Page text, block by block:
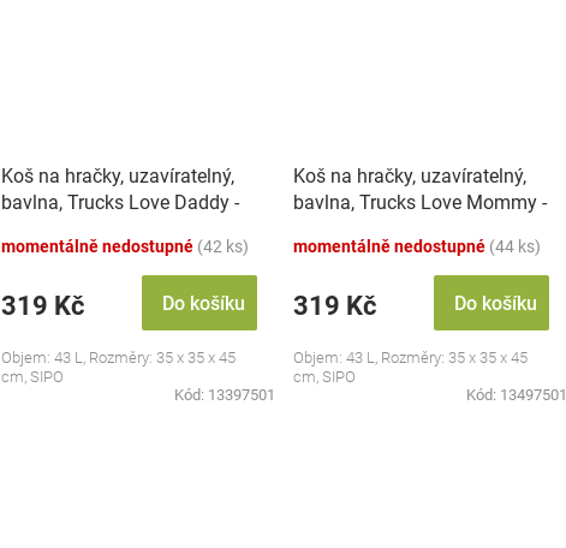
Koš na hračky, uzavíratelný,
bavlna, Trucks Love Daddy -
momentálně nedostupné (42 ks)
319 Kč Do košíku
Objem: 43 L, Rozměry: 35 x 35 x 45
cm, SIPO
Kód: 13397501
Koš na hračky, uzavíratelný,
bavlna, Trucks Love Mommy -
momentálně nedostupné (44 ks)
319 Kč Do košíku
Objem: 43 L, Rozměry: 35 x 35 x 45
cm, SIPO
Kód: 13497501